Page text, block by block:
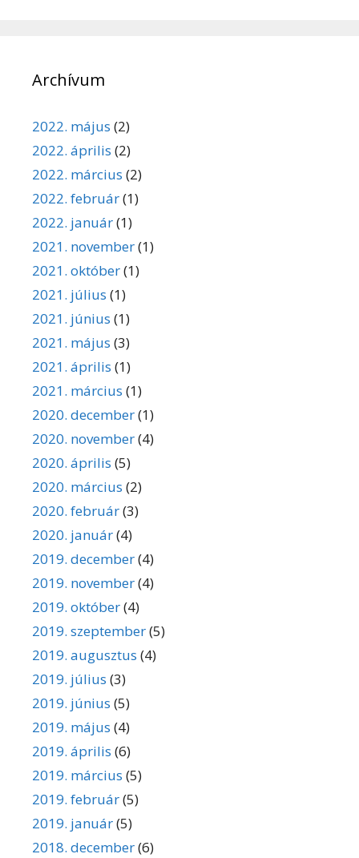
Archívum
2022. május (2)
2022. április (2)
2022. március (2)
2022. február(1)
2022. január(1)
2021. november(1)
2021. október(1)
2021. július (1)
2021. június (1)
2021. május (3)
2021. április (1)
2021. március (1)
2020. december(1)
2020. november(4)
2020. április (5)
2020. március (2)
2020. február(3)
2020. január(4)
2019. december(4)
2019. november(4)
2019. október(4)
2019. szeptember(5)
2019. augusztus (4)
2019. július (3)
2019. június (5)
2019. május (4)
2019. április (6)
2019. március (5)
2019. február(5)
2019. január(5)
2018. december(6)